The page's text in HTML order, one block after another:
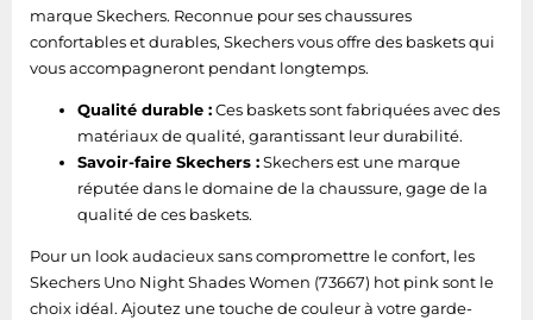
marque Skechers. Reconnue pour ses chaussures
confortables et durables, Skechers vous offre des baskets qui
vous accompagneront pendant longtemps.
Qualité durable :Ces baskets sont fabriquées avec des
matériaux de qualité, garantissant leur durabilité.
Savoir-faire Skechers :Skechers est une marque
réputée dans le domaine de la chaussure, gage de la
qualité de ces baskets.
Pour un look audacieux sans compromettre le confort, les
Skechers Uno Night Shades Women (73667) hot pink sont le
choix idéal. Ajoutez une touche de couleur à votre garde-